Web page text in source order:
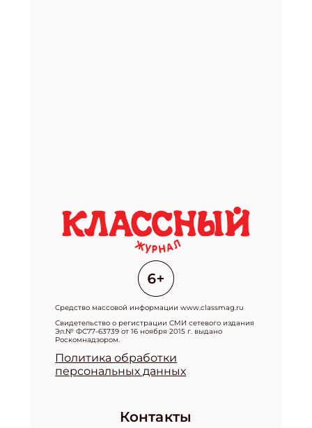
Средство массовой информации www.classmag.ru
Свидетельство о регистрации СМИ сетевого издания
Эл.№ ФС77-63739 от 16 ноября 2015 г. выдано
Роскомнадзором.
Политика обработки
персональных данных
Контакты